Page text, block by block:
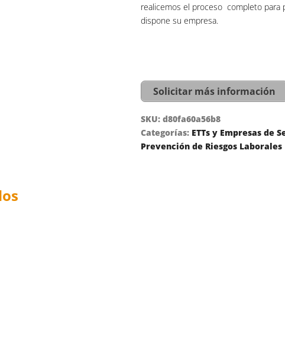
realicemos el proceso completo para
dispone su empresa.
Solicitar más información
SKU: d80fa60a56b8
Categorías: ETTs y Empresas de
Prevención de Riesgos Laborales